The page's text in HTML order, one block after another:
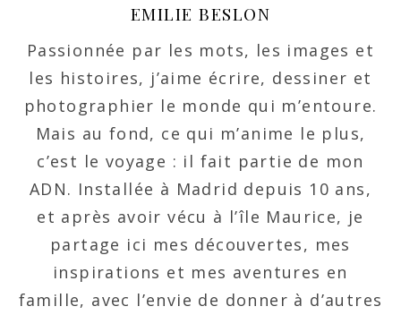
EMILIE BESLON
Passionnée par les mots, les images et
les histoires, j’aime écrire, dessiner et
photographier le monde qui m’entoure.
Mais au fond, ce qui m’anime le plus,
c’est le voyage : il fait partie de mon
ADN. Installée à Madrid depuis 10 ans,
et après avoir vécu à l’île Maurice, je
partage ici mes découvertes, mes
inspirations et mes aventures en
famille, avec l’envie de donner à d’autres